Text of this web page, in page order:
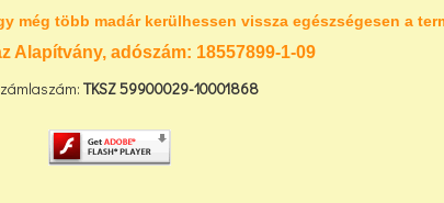
még több madár kerülhessen vissza egészségesen a
Alapítvány, adószám: 18557899-1-09
TKSZ59900029-10001868